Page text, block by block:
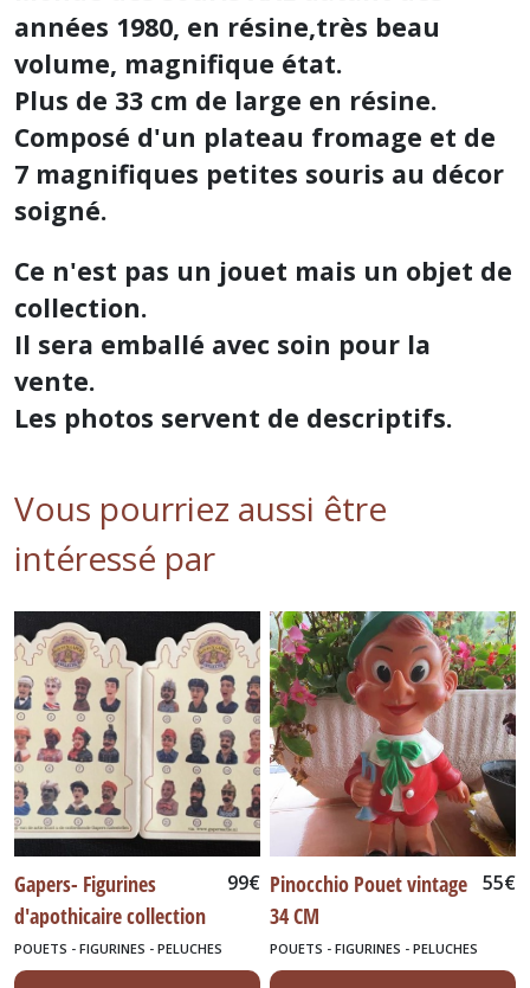
années 1980, en résine,très beau
volume, magnifique état.
Plus de 33 cm de large en résine.
Composé d'un plateau fromage et de
7 magnifiques petites souris au décor
soigné.
Ce n'est pas un jouet mais un objet de
collection.
Il sera emballé avec soin pour la
vente.
Les photos servent de descriptifs.
Vous pourriez aussi être
intéressé par
Gapers- Figurines
d'apothicaire collection
Golden Gaper-
99€
POUETS - FIGURINES - PELUCHES
Pinocchio Pouet vintage
34 CM
55€
POUETS - FIGURINES - PELUCHES